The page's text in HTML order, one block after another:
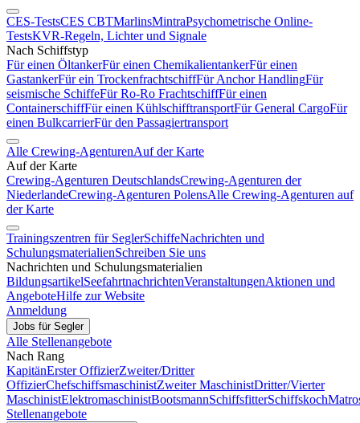
CES-TestsCES CBTMarlinsMintraPsychometrische Online-
TestsKVR-Regeln, Lichter und Signale
Nach Schiffstyp
Für einen ÖltankerFür einen ChemikalientankerFür einen
GastankerFür ein TrockenfrachtschiffFür Anchor HandlingFür
seismische SchiffeFür Ro-Ro FrachtschiffFür einen
ContainerschiffFür einen KühlschifftransportFür General CargoFür
einen BulkcarrierFür den Passagiertransport
Alle Crewing-AgenturenAuf der Karte
Auf der Karte
Crewing-Agenturen DeutschlandsCrewing-Agenturen der
NiederlandeCrewing-Agenturen PolensAlle Crewing-Agenturen auf
der Karte
Trainingszentren für SeglerSchiffeNachrichten und
SchulungsmaterialienSchreiben Sie uns
Nachrichten und Schulungsmaterialien
BildungsartikelSeefahrtnachrichtenVeranstaltungenAktionen und
AngeboteHilfe zur Website
Anmeldung
Jobs für Segler
Alle Stellenangebote
Nach Rang
KapitänErster OffizierZweiter/Dritter
OffizierChefschiffsmaschinistZweiter MaschinistDritter/Vierter
MaschinistElektromaschinistBootsmannSchiffsfitterSchiffskoch
Stellenangebote